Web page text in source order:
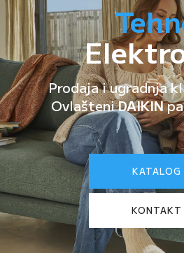
Prodaja i ugradnja
OvlašteniDAIKIN
KATALOG
KONTAKT